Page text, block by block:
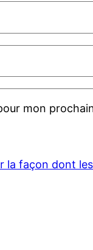
mon
la façon dont